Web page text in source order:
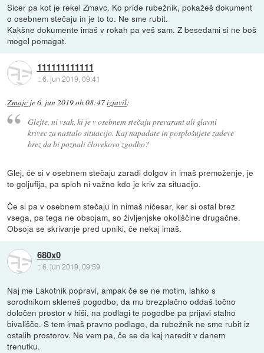
Sicer pa kot je rekel Zmavc. Ko pride rubežnik, pokažeš dokument
o osebnem stečaju in je to to. Ne sme rubit.
Kakšne dokumente imaš v rokah pa veš sam. Z besedami si ne boš
mogel pomagat.
111111111111
::6. jun 2019, 09:41
Zmajc je6. jun 2019 ob 08:47izjavil:
Glejte, ni vsak, ki je v osebnem stečaju prevarant ali glavni
krivec za nastalo situacijo. Kaj napadate in posplošujete zadeve
brez da bi poznali človekovo zgodbo?
Glej, če si v osebnem stečaju zaradi dolgov in imaš premoženje, je
to goljufija, pa sploh ni važno kdo je kriv za situacijo.
Če si pa v osebnem stečaju in nimaš ničesar, ker si ostal brez
vsega, pa tega ne obsojam, so življenjske okoliščine drugačne.
Obsoja se skrivanje pred upniki, če nekaj imaš.
680x0
::6. jun 2019, 09:59
Naj me Lakotnik popravi, ampak če se ne motim, lahko s
sorodnikom skleneš pogodbo, da mu brezplačno oddaš točno
določen prostor v hiši, na podlagi te pogodbe pa prijavi stalno
bivališče. S tem imaš pravno podlago, da rubežnik ne sme rubit iz
ostalih prostorov. Ne vem pa, če se da kaj naredit v danem
trenutku.